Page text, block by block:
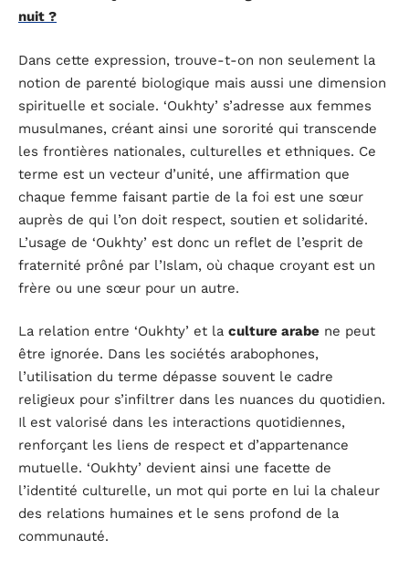
nuit ?
Dans cette expression, trouve-t-on non seulement la
notion de parenté biologique mais aussi une dimension
spirituelle et sociale. ‘Oukhty’ s’adresse aux femmes
musulmanes, créant ainsi une sororité qui transcende
les frontières nationales, culturelles et ethniques. Ce
terme est un vecteur d’unité, une affirmation que
chaque femme faisant partie de la foi est une sœur
auprès de qui l’on doit respect, soutien et solidarité.
L’usage de ‘Oukhty’ est donc un reflet de l’esprit de
fraternité prôné par l’Islam, où chaque croyant est un
frère ou une sœur pour un autre.
La relation entre ‘Oukhty’ et la culture arabe ne peut
être ignorée. Dans les sociétés arabophones,
l’utilisation du terme dépasse souvent le cadre
religieux pour s’infiltrer dans les nuances du quotidien.
Il est valorisé dans les interactions quotidiennes,
renforçant les liens de respect et d’appartenance
mutuelle. ‘Oukhty’ devient ainsi une facette de
l’identité culturelle, un mot qui porte en lui la chaleur
des relations humaines et le sens profond de la
communauté.